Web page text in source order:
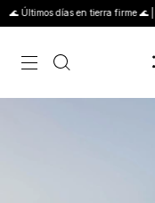
Últimos días en tierra firme 🌊 |